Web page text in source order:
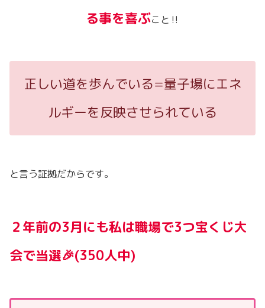
る事を喜ぶこと‼️
正しい道を歩んでいる=量子場にエネ
ルギーを反映させられている
と言う証拠だからです。
２年前の3月にも私は職場で3つ宝くじ大
会で当選🎉(350人中)